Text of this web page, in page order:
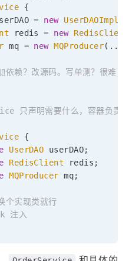
{
= new UserDAOImpl
redis = new RedisClient
mq = new MQProducer( . .
赖？改源码。写单测？很难
只声明需要什么，容器负责供
{
UserDAO userDAO;
RedisClient redis ;
MQProducer mq;
个实现类就行
注入